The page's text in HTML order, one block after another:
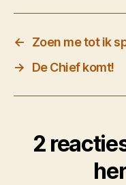
←
Zoen me tot ik
→
De Chief komt!
2